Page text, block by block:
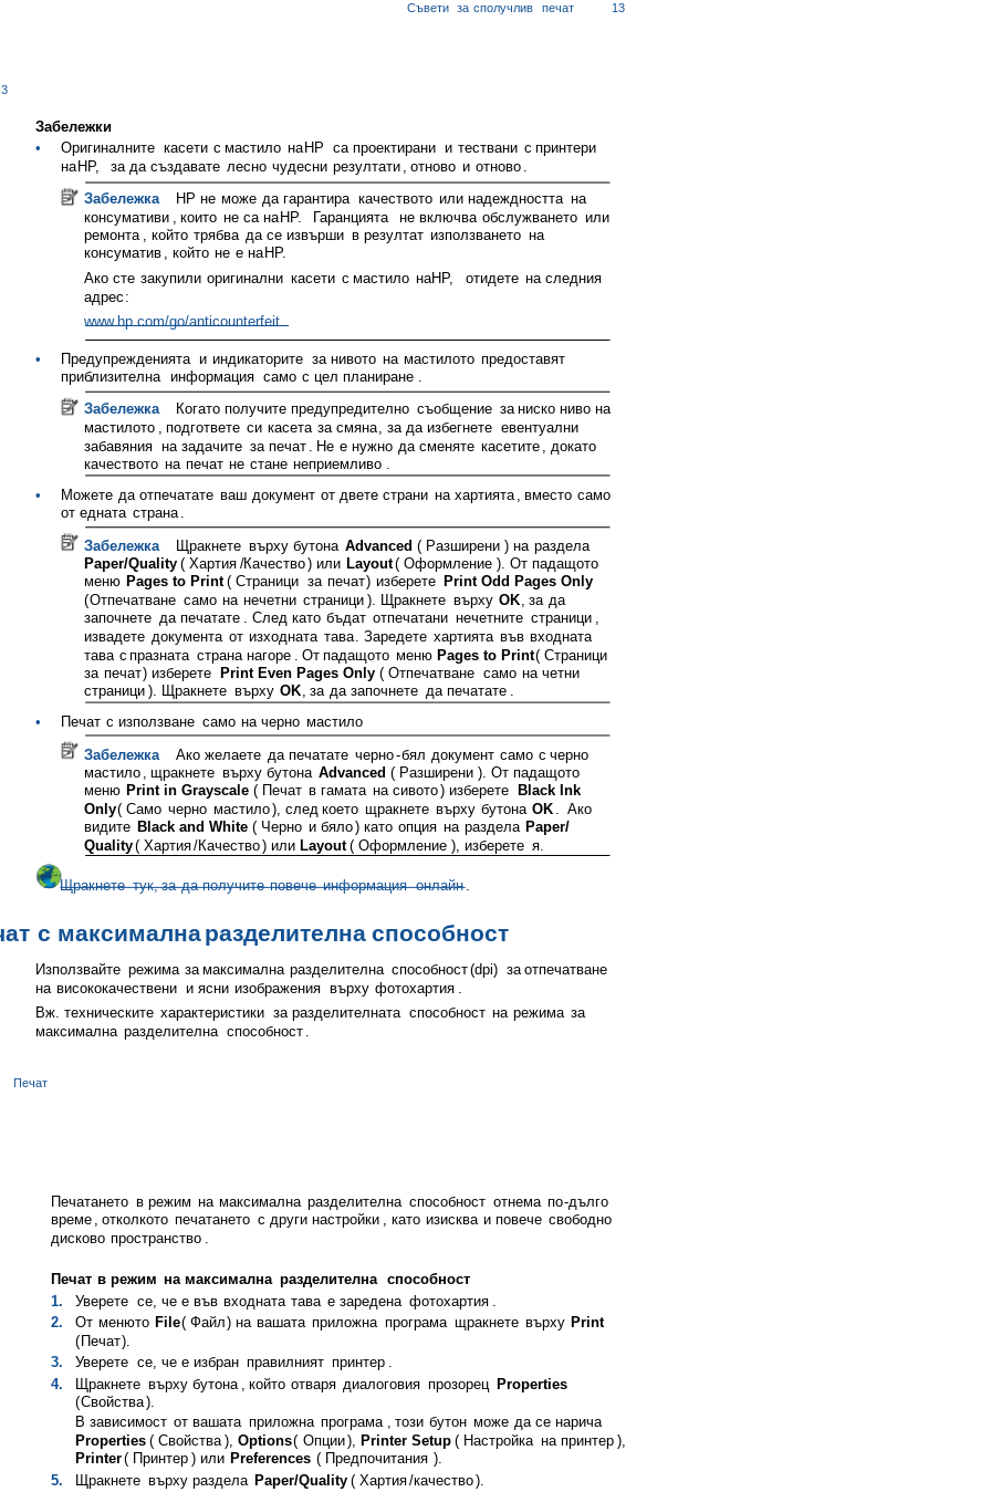
Съвети за сполучлив печат 13
Забележки
•
Оригиналните касети с мастило на HP са проектирани и тествани с принтери
на HP, за да създавате лесно чудесни резултати , отново и отново .
Забележка
HP не може да гарантира качеството или надеждността на
консумативи , които не са на HP. Гаранцията не включва обслужването или
ремонта , който трябва да се извърши в резултат използването на
консуматив , който не е на HP.
Ако сте закупили оригинални касети с мастило наHP, отидете на следния
адрес :
www.hp.com/go/anticounterfeit
• Предупрежденията и индикаторите за нивото на мастилото предоставят
приблизителна информация само с цел планиране .
Забележка
Когато получите предупредително съобщение за ниско ниво на
мастилото , подгответе си касета за смяна, за да избегнете евентуални
забавяния на задачите за печат . Не е нужно да сменяте касетите , докато
качеството на печат не стане неприемливо .
•
Можете да отпечатате ваш документ от двете страни на хартията , вместо само
от едната страна .
Забележка
Щракнете върху бутона Advanced ( Разширени ) на раздела
Paper/Quality ( Хартия /Качество) или Layout( Оформление ). От падащото
меню Pages to Print ( Страници за печат) изберете Print Odd Pages Only
(Отпечатване само на нечетни страници ). Щракнете върху OK, за да
започнете да печатате . След като бъдат отпечатани нечетните страници ,
извадете документа от изходната тава. Заредете хартията във входната
тава с празната страна нагоре . От падащото меню Pages to Print( Страници
за печат) изберете Print Even Pages Only ( Отпечатване само на четни
страници ). Щракнете върху OK, за да започнете да печатате .
•
Печат с използване само на черно мастило
Забележка
Ако желаете да печатате черно-бял документ само с черно
мастило , щракнете върху бутона Advanced ( Разширени ). От падащото
меню Print in Grayscale ( Печат в гамата на сивото) изберете
Black Ink
Only( Само черно мастило), след което щракнете върху бутона OK . Ако
видите Black and White ( Черно и бяло) като опция на раздела Paper/
Quality( Хартия/Качество) или Layout ( Оформление ), изберете я.
Щракнете тук, за да получите повече информация онлайн .
с максималнаразделителна способност
Използвайте режима за максимална разделителна способност(dpi) за отпечатване
на висококачествени и ясни изображения върху фотохартия .
Вж. техническите характеристики за разделителната способност на режима за
максимална разделителна способност .
3
Печат
Печатането в режим на максимална разделителна способност отнема по-дълго
време , отколкото печатането с други настройки , като изисква и повече свободно
дисково пространство .
Печат в режим на максимална разделителна способност
1.
Уверете се, че е във входната тава е заредена фотохартия .
2.
От менюто File( Файл) на вашата приложна програма щракнете върху Print
( Печат).
3.
Уверете се, че е избран правилният принтер .
4.
Щракнете върху бутона , който отваря диалоговия прозорец Properties
(Свойства).
В зависимост от вашата приложна програма , този бутон може да се нарича
Properties ( Свойства ), Options( Опции), Printer Setup ( Настройка на принтер ),
Printer( Принтер ) или Preferences ( Предпочитания ).
5.
Щракнете върху раздела Paper/Quality ( Хартия/качество).